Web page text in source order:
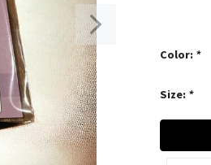
Color: *
Size: *